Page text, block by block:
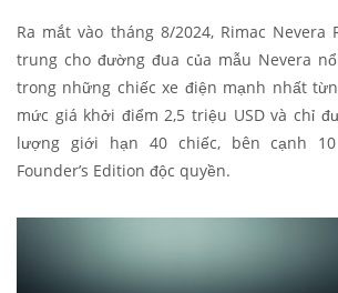
Ra mắt vào tháng 8/2024, Rimac
trung cho đường đua của mẫu Nevera
trong những chiếc xe điện mạnh nhất
mức giá khởi điểm 2,5 triệu USD và chỉ
lượng giới hạn 40 chiếc, bên cạnh
Founder’s Edition độc quyền.